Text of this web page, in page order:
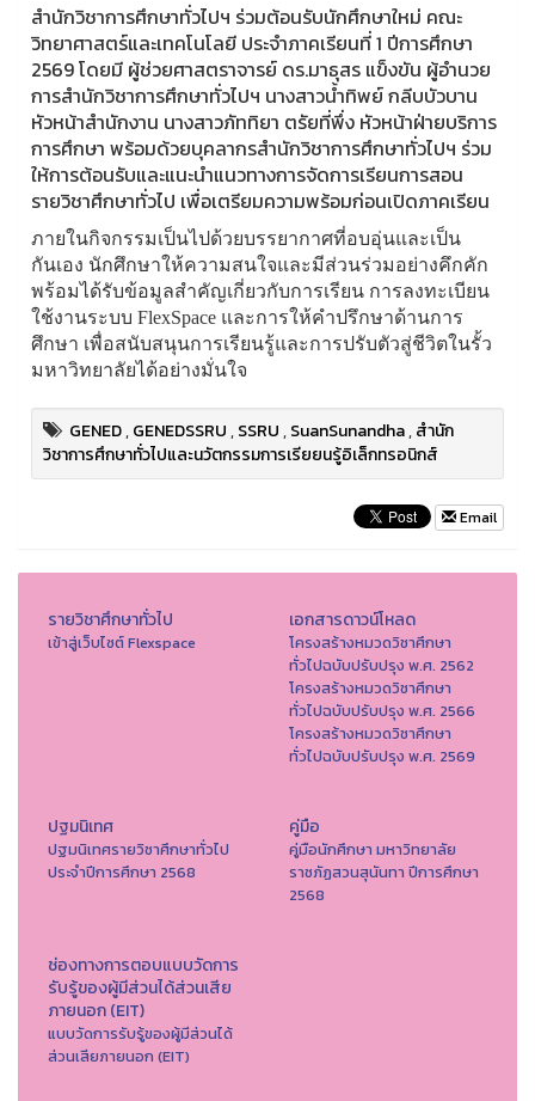
สำนักวิชาการศึกษาทั่วไปฯ ร่วมต้อนรับนักศึกษาใหม่ คณะ
วิทยาศาสตร์และเทคโนโลยี ประจำภาคเรียนที่ 1 ปีการศึกษา
2569 โดยมี ผู้ช่วยศาสตราจารย์ ดร.มาธุสร แข็งขัน ผู้อำนวย
การสำนักวิชาการศึกษาทั่วไปฯ นางสาวน้ำทิพย์ กลีบบัวบาน
หัวหน้าสำนักงาน นางสาวภัททิยา ตรัยที่พึ่ง หัวหน้าฝ่ายบริการ
การศึกษา พร้อมด้วยบุคลากรสำนักวิชาการศึกษาทั่วไปฯ ร่วม
ให้การต้อนรับและแนะนำแนวทางการจัดการเรียนการสอน
รายวิชาศึกษาทั่วไป เพื่อเตรียมความพร้อมก่อนเปิดภาคเรียน
ภายในกิจกรรมเป็นไปด้วยบรรยากาศที่อบอุ่นและเป็น
กันเอง นักศึกษาให้ความสนใจและมีส่วนร่วมอย่างคึกคัก
พร้อมได้รับข้อมูลสำคัญเกี่ยวกับการเรียน การลงทะเบียน
ใช้งานระบบ FlexSpace และการให้คำปรึกษาด้านการ
ศึกษา เพื่อสนับสนุนการเรียนรู้และการปรับตัวสู่ชีวิตในรั้ว
มหาวิทยาลัยได้อย่างมั่นใจ
GENED,GENEDSSRU,SSRU,SuanSunandha,สำนัก
วิชาการศึกษาทั่วไปและนวัตกรรมการเรียยนรู้อิเล็กทรอนิกส์
Email
รายวิชาศึกษาทั่วไป
เข้าสู่เว็บไซต์ Flexspace
เอกสารดาวน์โหลด
โครงสร้างหมวดวิชาศึกษา
ทั่วไปฉบับปรับปรุง พ.ศ. 2562
โครงสร้างหมวดวิชาศึกษา
ทั่วไปฉบับปรับปรุง พ.ศ. 2566
โครงสร้างหมวดวิชาศึกษา
ทั่วไปฉบับปรับปรุง พ.ศ. 2569
ปฐมนิเทศ
ปฐมนิเทศรายวิชาศึกษาทั่วไป
ประจำปีการศึกษา 2568
คู่มือ
คู่มือนักศึกษา มหาวิทยาลัย
ราชภัฏสวนสุนันทา ปีการศึกษา
2568
ช่องทางการตอบแบบวัดการ
รับรู้ของผู้มีส่วนได้ส่วนเสีย
ภายนอก (EIT)
แบบวัดการรับรู้ของผู้มีส่วนได้
ส่วนเสียภายนอก (EIT)